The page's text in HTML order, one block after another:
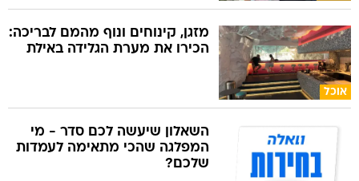
אוכל
מזגן, קינוחים ונוף מהמם לבריכה:
הכירו את מערת הגלידה באילת
השאלון שיעשה לכם סדר - מי
המפלגה שהכי מתאימה לעמדות
שלכם?